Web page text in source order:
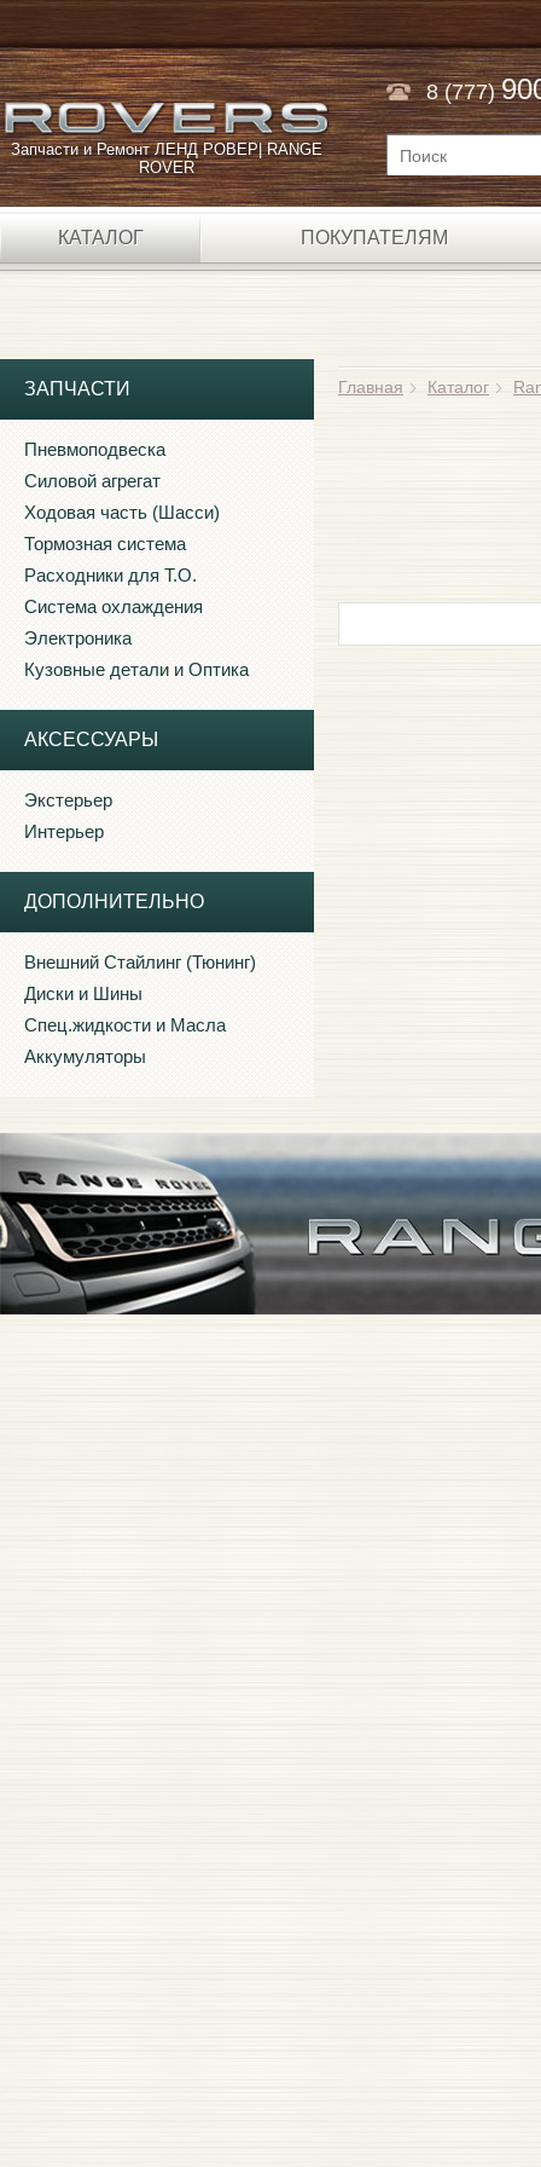
Запчасти и Ремонт ЛЕНД РОВЕР| RANGE
ROVER
8 (777)
КАТАЛОГ ПОКУПАТЕЛЯМ
ЗАПЧАСТИ
Пневмоподвеска
Силовой агрегат
Ходовая часть (Шасси)
Тормозная система
Расходники для Т.О.
Система охлаждения
Электроника
Кузовные детали и Оптика
АКСЕССУАРЫ
Экстерьер
Интерьер
ДОПОЛНИТЕЛЬНО
Внешний Стайлинг (Тюнинг)
Диски и Шины
Спец.жидкости и Масла
Аккумуляторы
Главная Каталог